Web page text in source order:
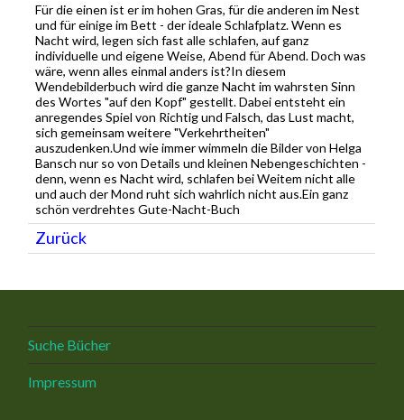
Für die einen ist er im hohen Gras, für die anderen im Nest
und für einige im Bett - der ideale Schlafplatz. Wenn es
Nacht wird, legen sich fast alle schlafen, auf ganz
individuelle und eigene Weise, Abend für Abend. Doch was
wäre, wenn alles einmal anders ist?In diesem
Wendebilderbuch wird die ganze Nacht im wahrsten Sinn
des Wortes "auf den Kopf" gestellt. Dabei entsteht ein
anregendes Spiel von Richtig und Falsch, das Lust macht,
sich gemeinsam weitere "Verkehrtheiten"
auszudenken.Und wie immer wimmeln die Bilder von Helga
Bansch nur so von Details und kleinen Nebengeschichten -
denn, wenn es Nacht wird, schlafen bei Weitem nicht alle
und auch der Mond ruht sich wahrlich nicht aus.Ein ganz
schön verdrehtes Gute-Nacht-Buch
Zurück
Suche Bücher
Impressum